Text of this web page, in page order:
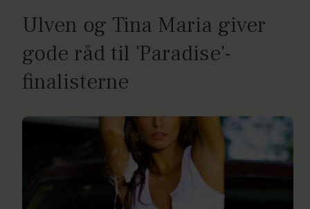
Ulven og Tina Maria giver
gode råd til 'Paradise'-
finalisterne